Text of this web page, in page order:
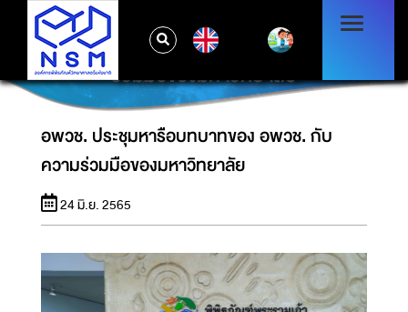
อพวช. ประชุมหารือบทบาทของ อพวช. กับความ
ร่วมมือของมหาวิทยาลัย
อพวช. ประชุมหารือบทบาทของ อพวช. กับ
ความร่วมมือของมหาวิทยาลัย
24 มิ.ย. 2565